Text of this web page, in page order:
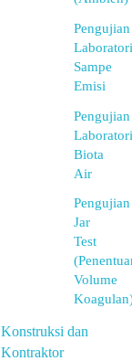
Pengujian
Sampe
Emisi
Pengujian
Biota
Air
Pengujian
Jar
Test
Volume
Konstruksi dan
Kontraktor